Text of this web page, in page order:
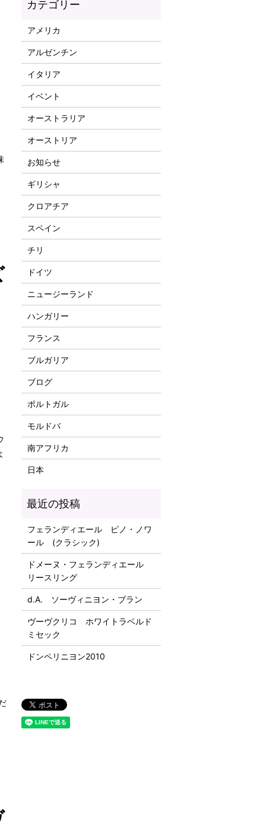
アメリカ
アルゼンチン
イタリア
イベント
オーストラリア
オーストリア
お知らせ
ギリシャ
クロアチア
スペイン
チリ
ドイツ
ニュージーランド
ハンガリー
フランス
ブルガリア
ブログ
ポルトガル
モルドバ
南アフリカ
日本
フェランディエール ピノ・ノワ
ール (クラシック)
ドメーヌ・フェランディエール
リースリング
d.A. ソーヴィニヨン・ブラン
ヴーヴクリコ ホワイトラベルド
ミセック
ドンペリニヨン2010